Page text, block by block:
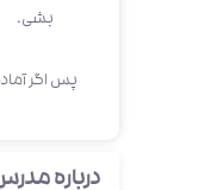
بشی.
پس اگر
درباره